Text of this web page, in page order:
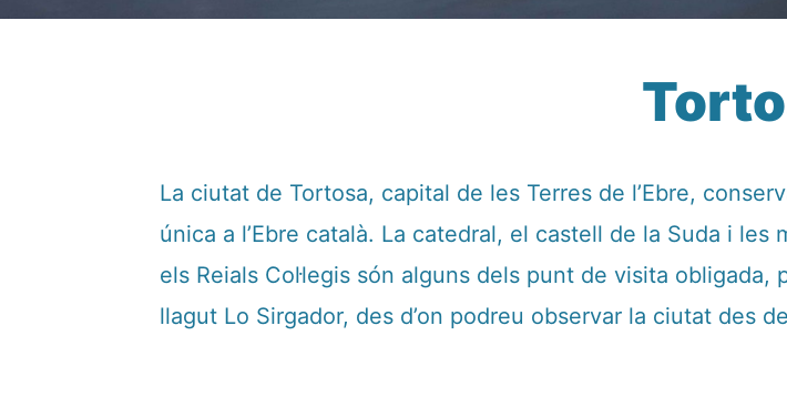
La ciutat de Tortosa, capital de les Terres de l’Ebre,
única a l’Ebre català. La catedral, el castell de la Suda i les
els Reials Col·legis són alguns dels punt de visita
llagut Lo Sirgador, des d’on podreu observar la ciutat des